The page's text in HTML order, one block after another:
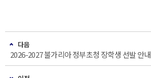
다음
2026-2027 불가리아 정부초청 장학생 선발 안내